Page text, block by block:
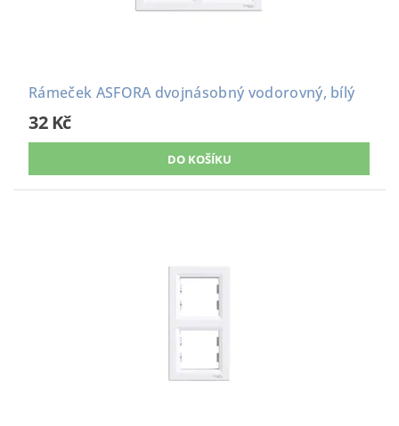
Rámeček ASFORA dvojnásobný vodorovný, bílý
32 Kč